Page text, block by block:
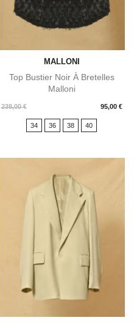
MALLONI
Top Bustier Noir À Bretelles
Malloni
238,00 € 95,00 €
Prix
34 36 38 40